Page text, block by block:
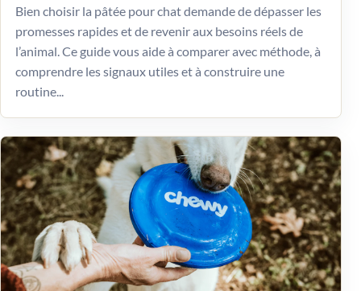
Bien choisir la pâtée pour chat demande de dépasser les
promesses rapides et de revenir aux besoins réels de
l’animal. Ce guide vous aide à comparer avec méthode, à
comprendre les signaux utiles et à construire une
routine...